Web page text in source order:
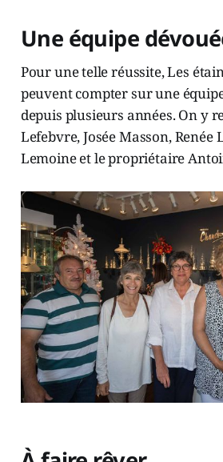
Une équipe
Pour une telle réussite, Les
peuvent compter sur une
depuis plusieurs années. On y
Lefebvre, Josée Masson,
Lemoine et le propriétaire